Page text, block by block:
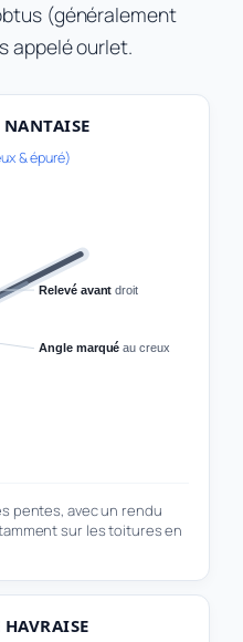
(généralement
appelé ourlet.
NANTAISE
& épuré)
Relevé avant droit
Angle marqué au creux
pentes, avec un rendu
sur les toitures en